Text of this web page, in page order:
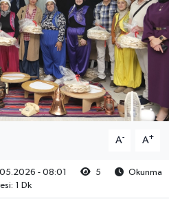
A- A+
- 08:01 5
Okunma
1 Dk